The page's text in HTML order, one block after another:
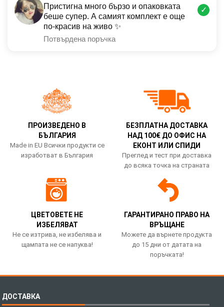
Пристигна много бързо и опаковката
беше супер. А самият комплект е още
по-красив на живо ✨
Потвърдена поръчка
✓
ПРОИЗВЕДЕНО В
БЪЛГАРИЯ
Made in EU Всички продукти се
изработват в България
БЕЗПЛАТНА ДОСТАВКА
НАД 100€ ДО ОФИС НА
ЕКОНТ ИЛИ СПИДИ
Преглед и тест при доставка
до всяка точка на страната
ЦВЕТОВЕТЕ НЕ
ИЗБЕЛЯВАТ
Не се изтрива, не избелява и
щампата не се напуква!
ГАРАНТИРАНО ПРАВО НА
ВРЪЩАНЕ
Можете да върнете продукта
до 15 дни от датата на
поръчката!
ДОСТАВКА